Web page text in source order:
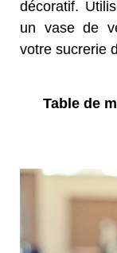
décoratif.
un vase de
votre sucrerie
Table de